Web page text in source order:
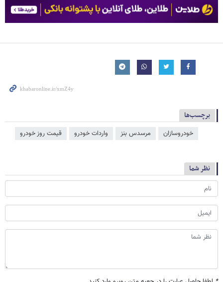
برچسب‌ها
خودروسازان مرسدس بنز واردات خودرو قیمت روز خودرو
نظر شما